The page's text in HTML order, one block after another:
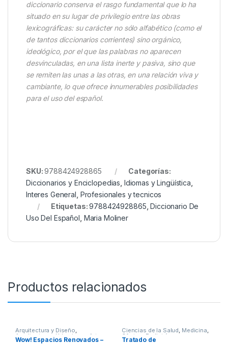
diccionario conserva el rasgo fundamental que lo ha
situado en su lugar de privilegio entre las obras
lexicográficas: su carácter no sólo alfabético (como el
de tantos diccionarios corrientes) sino orgánico,
ideológico, por el que las palabras no aparecen
desvinculadas, en una lista inerte y pasiva, sino que
se remiten las unas a las otras, en una relación viva y
cambiante, lo que ofrece innumerables posibilidades
para el uso del español.
SKU:9788424928865
Categorías:
Diccionarios y Enciclopedias Idiomas y Lingüística
Interes General Profesionales y tecnicos
Etiquetas:9788424928865 ,Diccionario De
Uso Del Español Maria Moliner
Productos relacionados
Arquitectura y Diseño,
Arquitectura y Urbanismo Arte y
Afines ,Decoración,Decoración
Wow! Espacios Renovados –
Ciencias de la Salud, Medicina,
Ofertas Pediatría
Profesionales y tecnicos
Tratado de